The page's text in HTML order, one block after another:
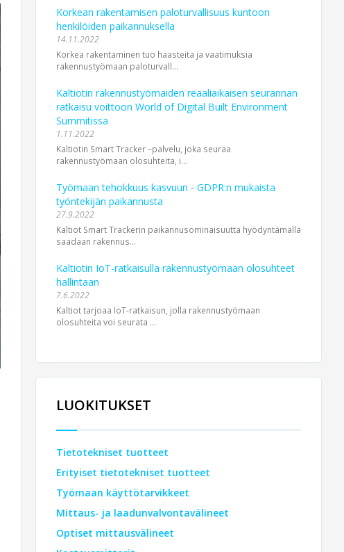
Korkean rakentamisen paloturvallisuus kuntoon
henkilöiden paikannuksella
14.11.2022
Korkea rakentaminen tuo haasteita ja vaatimuksia
rakennustyömaan paloturvall...
Kaltiotin rakennustyömaiden reaaliaikaisen seurannan
ratkaisu voittoon World of Digital Built Environment
Summitissa
1.11.2022
Kaltiotin Smart Tracker –palvelu, joka seuraa
rakennustyömaan olosuhteita, i...
Työmaan tehokkuus kasvuun - GDPR:n mukaista
työntekijän paikannusta
27.9.2022
Kaltiot Smart Trackerin paikannusominaisuutta hyödyntämällä
saadaan rakennus...
Kaltiotin IoT-ratkaisulla rakennustyömaan olosuhteet
hallintaan
7.6.2022
Kaltiot tarjoaa IoT-ratkaisun, jolla rakennustyömaan
olosuhteita voi seurata ...
LUOKITUKSET
Tietotekniset tuotteet
Erityiset tietotekniset tuotteet
Työmaan käyttötarvikkeet
Mittaus- ja laadunvalvontavälineet
Optiset mittausvälineet